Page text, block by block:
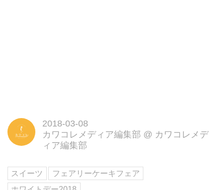
2018-03-08
カワコレメディア編集部 @ カワコレメデ
ィア編集部
スイーツ
フェアリーケーキフェア